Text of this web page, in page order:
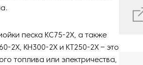
песка KC75-2X, а также
2X, KH300-2X и KT250-2X – это
топлива или электричества,